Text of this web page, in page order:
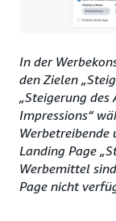
In der
den Zielen
„Steigerung
Impressions“
Werbetreibende
Landing Page
Werbemittel
Page nicht